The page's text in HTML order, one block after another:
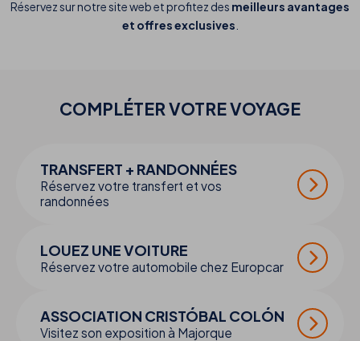
Réservez sur notre site web et profitez des meilleurs avantages
et offres exclusives
COMPLÉTER VOTREVOYAGE
TRANSFERT + RANDONNÉES
Réservez votre transfert et vos
randonnées
LOUEZ UNE VOITURE
Réservez votre automobile chez Europcar
ASSOCIATION CRISTÓBAL COLÓN
Visitez son exposition à Majorque